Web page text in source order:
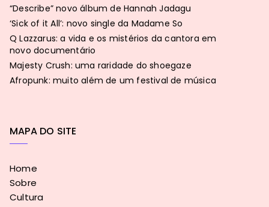
“Describe” novo álbum de Hannah Jadagu
‘Sick of it All’: novo single da Madame So
Q Lazzarus: a vida e os mistérios da cantora em
novo documentário
Majesty Crush: uma raridade do shoegaze
Afropunk: muito além de um festival de música
MAPA DO SITE
Home
Sobre
Cultura